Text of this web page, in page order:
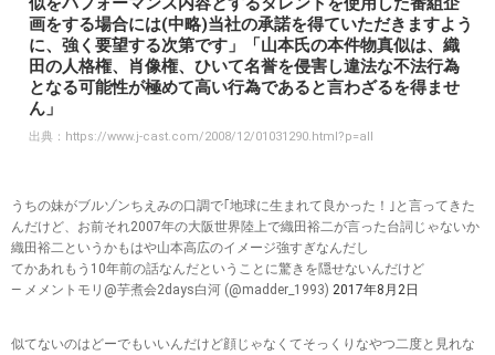
画をする場合には(中略)当社の承諾を得ていただきますよう
に、強く要望する次第です」「山本氏の本件物真似は、織
田の人格権、肖像権、ひいて名誉を侵害し違法な不法行為
となる可能性が極めて高い行為であると言わざるを得ませ
ん」
出典： https://www.j-cast.com/2008/12/01031290.html?p=all
うちの妹がブルゾンちえみの口調で｢地球に生まれて良かった！｣と言ってきた
んだけど、お前それ2007年の大阪世界陸上で織田裕二が言った台詞じゃないか
織田裕二というかもはや山本高広のイメージ強すぎなんだし
てかあれもう10年前の話なんだということに驚きを隠せないんだけど
— メメントモリ@芋煮会2days白河 (@madder_1993) 2017年8月2日
似てないのはどーでもいいんだけど顔じゃなくてそっくりなやつ二度と見れな